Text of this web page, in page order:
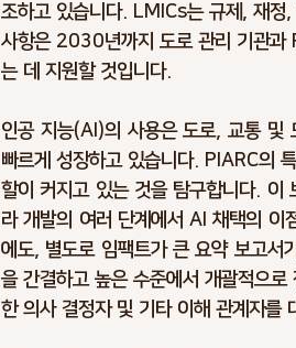
조하고 있습니다. LMICs는 규제, 재정
사항은 2030년까지 도로 관리 기관과
는 데 지원할 것입니다.
인공 지능(AI)의 사용은 도로, 교통 및
빠르게 성장하고 있습니다. PIARC의
할이 커지고 있는 것을 탐구합니다. 이
라 개발의 여러 단계에서 AI 채택의 이
에도, 별도로 임팩트가 큰 요약 보고서
을 간결하고 높은 수준에서 개괄적으
한 의사 결정자 및 기타 이해 관계자를